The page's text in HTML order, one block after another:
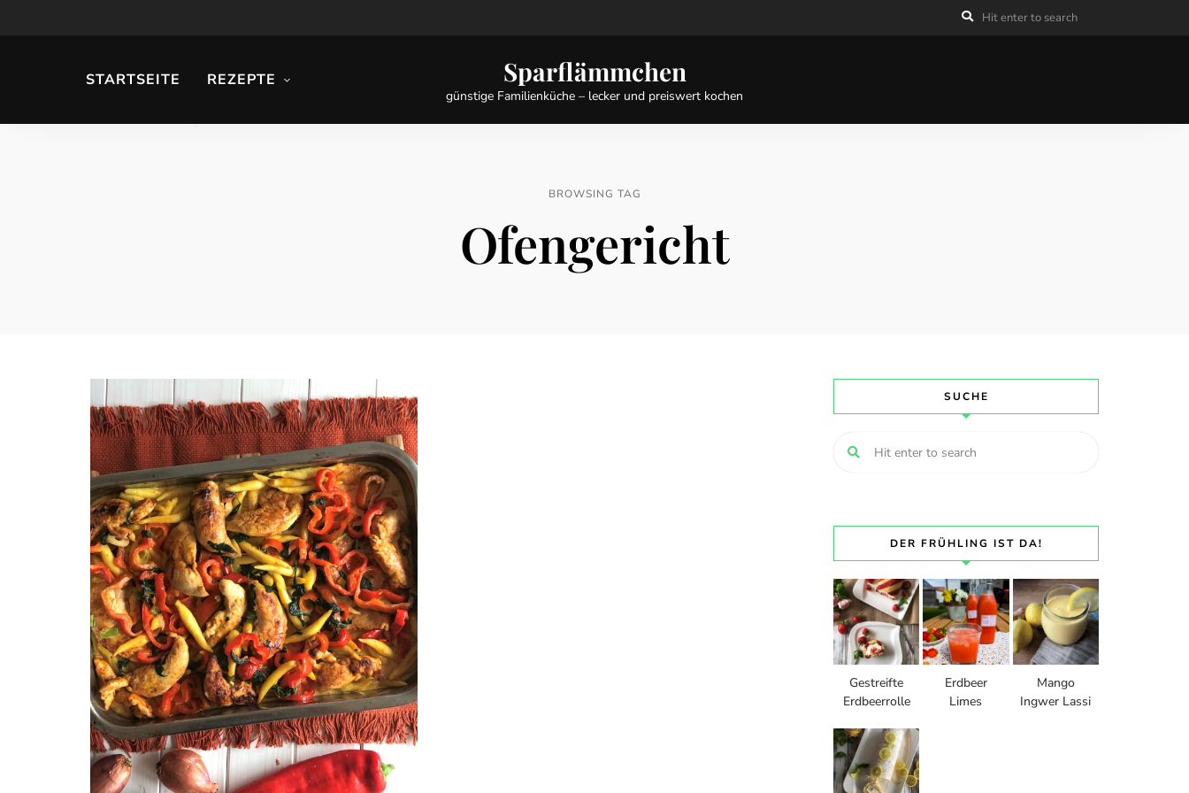
Sparflämmchen
günstige Familienküche – lecker und preiswert kochen
STARTSEITE REZEPTE
BROWSING TAG
Ofengericht
SUCHE
DER FRÜHLING IST DA!
Gestreifte
Erdbeerrolle
Erdbeer
Limes
Mango
Ingwer Lassi